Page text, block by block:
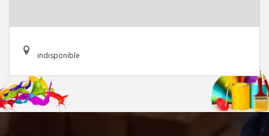
indisponible